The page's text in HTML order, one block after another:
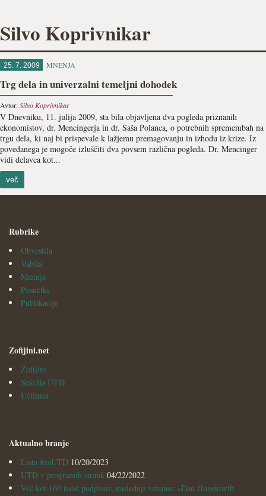
Silvo Koprivnikar
25. 7. 2009 MNENJA
Trg dela in univerzalni temeljni dohodek
Avtor:Silvo Koprivnikar
V Dnevniku, 11. julija 2009, sta bila objavljena dva pogleda priznanih
ekonomistov, dr. Mencingerja in dr. Saša Polanca, o potrebnih spremembah na
trgu dela, ki naj bi prispevale k lažjemu premagovanju in izhodu iz krize. Iz
povedanega je mogoče izluščiti dva povsem različna pogleda. Dr. Mencinger
vidi delavca kot...
več
Rubrike
Obvestila
Vabila
Mnenja
Posnetki
Publikacije
Zofijini.net
Zofijini
Sekcija UTD
Učilnica
Aktualno branje
Lista #zaUTD 10/20/2023
UTD v programih strank 04/22/2022
Več kot 160 tisoč podpisov, naslednji vrhunec »Dan človekovih